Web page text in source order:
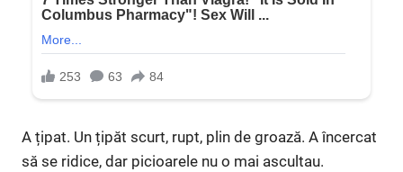
A țipat. Un țipăt scurt, rupt, plin de groază. A încercat
să se ridice, dar picioarele nu o mai ascultau.